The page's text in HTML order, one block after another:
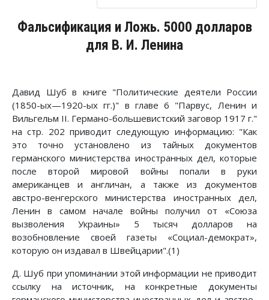
Фальсификация и Ложь. 5000 долларов
для В. И. Ленина
Давид Шуб в книге "Политические деятели России
(1850-ых—1920-ых гг.)" в главе 6 "Парвус, Ленин и
Вильгельм II. Германо-большевистский заговор 1917 г."
на стр. 202 приводит следующую информацию: "Как
это точно установлено из тайных документов
германского министерства иностранных дел, которые
после второй мировой войны попали в руки
американцев и англичан, а также из документов
австро-венгерского министерства иностранных дел,
Ленин в самом начале войны получил от «Союза
вызволения Украины» 5 тысяч долларов на
возобновление своей газеты «Социал-демократ»,
которую он издавал в Швейцарии".(1)
Д. Шуб при упоминании этой информации не приводит
ссылку на источник, на конкретные документы